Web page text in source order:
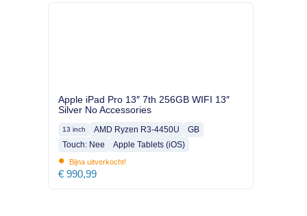
Apple iPad Pro 13″ 7th 256GB WIFI 13″
Silver No Accessories
13 inch AMD Ryzen R3-4450U
GB
Touch: Nee
Apple Tablets (iOS)
• Bijna uitverkocht!
€ 990,99